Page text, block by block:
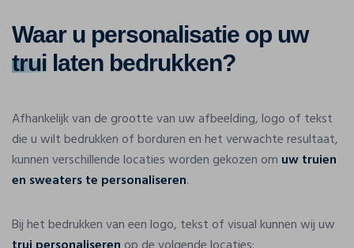
Waar u personalisatie op uw
trui laten bedrukken?
Afhankelijk van de grootte van uw afbeelding, logo of tekst
die u wilt bedrukken of borduren en het verwachte resultaat,
kunnen verschillende locaties worden gekozen om uw truien
en sweaters te personaliseren.
Bij het bedrukken van een logo, tekst of visual kunnen wij uw